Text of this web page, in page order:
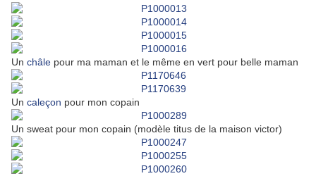
Un châle pour ma maman et le même en vert pour belle maman
Un caleçon pour mon copain
Un sweat pour mon copain (modèle titus de la maison victor)